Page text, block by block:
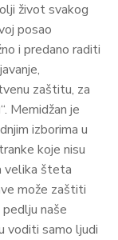
život svakog
posao
i predano raditi
zaštitu, za
Memidžan je
izborima u
koje nisu
velika šteta
može zaštiti
naše
voditi samo ljudi